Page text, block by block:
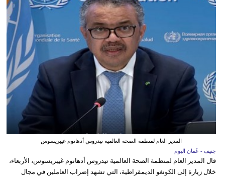
المدير العام لمنظمة الصحة العالمية تيدروس أدهانوم غيبريسوس
جنيف - عُمان اليوم
قال المدير العام لمنظمة الصحة العالمية تيدروس أدهانوم غيبريسوس، الأربعاء،
خلال زيارة إلى الكونغو الديمقراطية، التي تشهد إضراب العاملين في مجال